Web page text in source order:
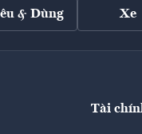
& Dùng Xe
Tài